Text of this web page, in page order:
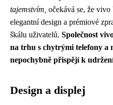
tajemstvím, očekává se, že vivo
elegantní design a prémiové
škálu uživatelů. Společnost
na trhu s chytrými telefony a
nepochybně přispějí k
Design a displej